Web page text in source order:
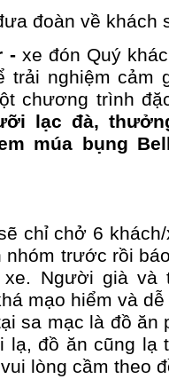
đoàn về khách
- xe đón Quý
trải nghiệm cảm
chương trình
lạc đà,
múa bụng
chỉ chở 6
nhóm trước rồi
Người già và
mạo hiểm và
sa mạc là đồ ăn
lạ, đồ ăn cũng lạ
lòng cầm theo